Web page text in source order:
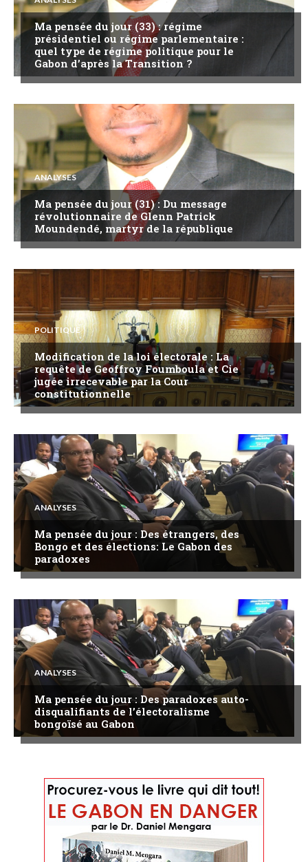
Ma pensée du jour (33) : régime
présidentiel ou régime parlementaire :
quel type de régime politique pour le
Gabon d’après la Transition ?
ANALYSES
Ma pensée du jour (31) : Du message
révolutionnaire de Glenn Patrick
Moundendé, martyr de la république
POLITIQUE
Modification de la loi électorale : La
requête de Geoffroy Foumboula et Cie
jugée irrecevable par la Cour
constitutionnelle
ANALYSES
Ma pensée du jour : Des étrangers, des
Bongo et des élections: Le Gabon des
paradoxes
ANALYSES
Ma pensée du jour : Des paradoxes auto-
disqualifiants de l’électoralisme
bongoïsé au Gabon